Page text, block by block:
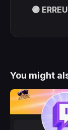
🟣
You might